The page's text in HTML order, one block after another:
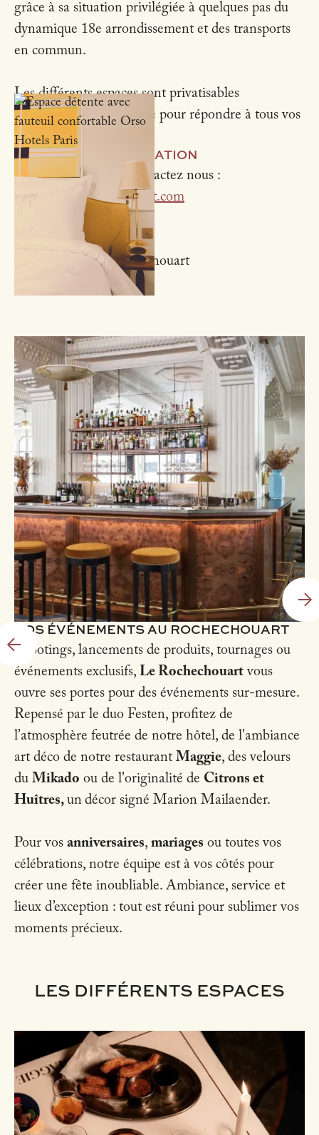
grâce à sa situation privilégiée à quelques pas du
dynamique 18e arrondissement et des transports
en commun.
Les différents espaces sont privatisables
entièrement ou en partie pour répondre à tous vos
besoins.
CONTACT & RÉSERVATION
Pour en savoir plus, contactez nous :
sales@hotelrochechouart.com
01 42 81 99 17
55 boulevard de Rochechouart
VOS ÉVÉNEMENTS AU ROCHECHOUART
Shootings, lancements de produits, tournages ou
événements exclusifs, Le Rochechouart vous
ouvre ses portes pour des événements sur-mesure.
Repensé par le duo Festen, profitez de
l’atmosphère feutrée de notre hôtel, de l'ambiance
art déco de notre restaurant Maggie, des velours
du Mikado ou de l'originalité de Citrons et
Huîtres, un décor signé Marion Mailaender.
Pour vos anniversaires, mariages ou toutes vos
célébrations, notre équipe est à vos côtés pour
créer une fête inoubliable. Ambiance, service et
lieux d’exception : tout est réuni pour sublimer vos
moments précieux.
LES DIFFÉRENTS ESPACES